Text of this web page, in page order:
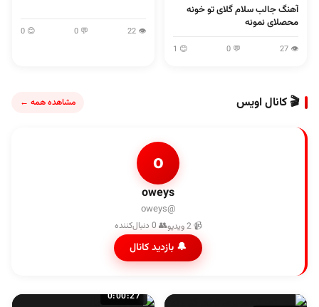
آهنگ جالب سلام گلای تو خونه
محصلای نمونه
👁 27
💬 0
😊 1
👁 22
💬 0
😊 0
🎬 کانال اویس مشاهده همه ←
o
oweys
@oweys
📹 2 ویدیو 👥 0 دنبال‌کننده
🔔 بازدید کانال
0:00:27